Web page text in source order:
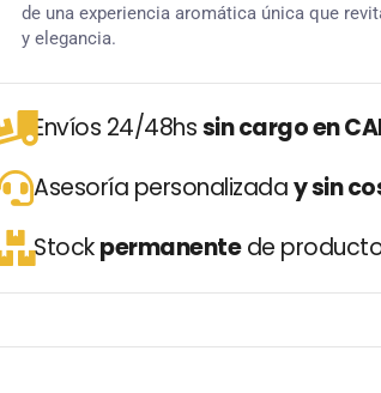
de una experiencia aromática única que
y elegancia.
Envíos 24/48hssin cargo en
Asesoría personalizaday sin
Stockpermanentede